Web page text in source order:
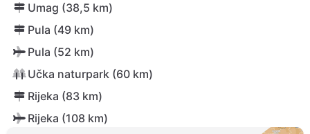
Umag (38,5 km)
Pula (49 km)
Pula (52 km)
Učka naturpark (60 km)
Rijeka (83 km)
Rijeka (108 km)